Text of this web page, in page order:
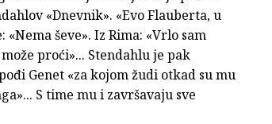
«Dnevnik». «Evo Flauberta, u
ševe». Iz Rima: «Vrlo sam
proći»... Stendahlu je pak
Genet «za kojom žudi otkad su mu
S time mu i završavaju sve